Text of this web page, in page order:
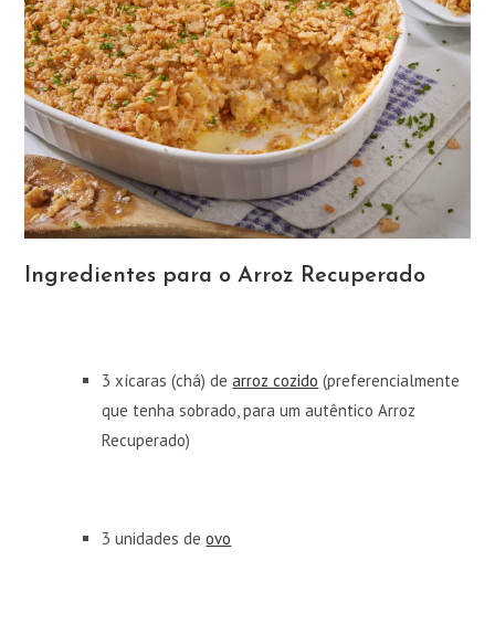
Ingredientes para o Arroz Recuperado
3 xícaras (chá) dearroz cozido (preferencialmente
que tenha sobrado, para um autêntico Arroz
Recuperado)
3 unidades deovo